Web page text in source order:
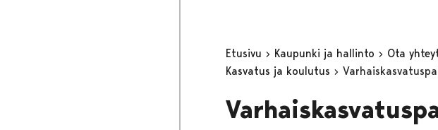
Etusivu Kaupunki ja hallinto Ota
Kasvatus ja koulutus